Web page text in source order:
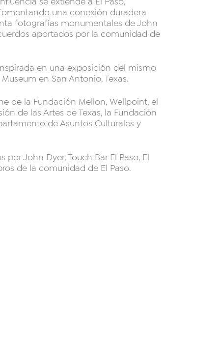
una conexión duradera
fotografías monumentales de John
aportados por la comunidad de
en una exposición del mismo
en San Antonio, Texas.
de la Fundación Mellon, Wellpoint, el
de las Artes de Texas, la Fundación
de Asuntos Culturales y
John Dyer, Touch Bar El Paso, El
de la comunidad de El Paso.